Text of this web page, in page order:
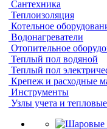
Сантехника
Теплоизоляция
Котельное
Водонагреватели
Отопительное
Теплый пол водяной
Теплый пол
Крепеж и расходные
Инструменты
Узлы учета и